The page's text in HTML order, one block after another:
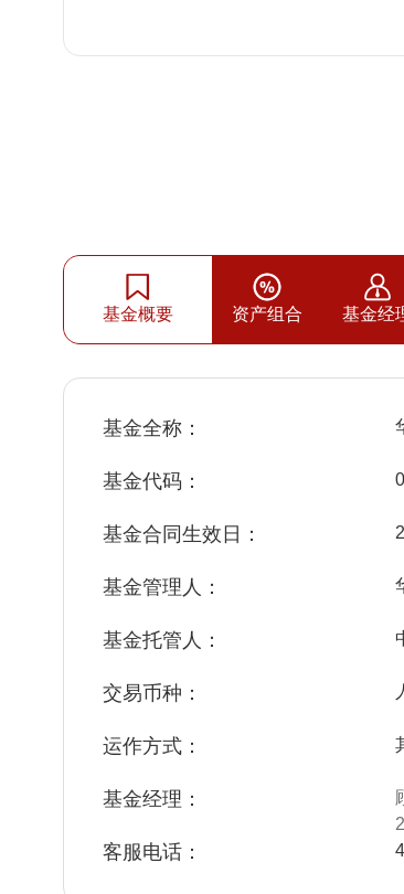
基金概要 资产组合 基金经
基金全称：
基金代码：
基金合同生效日：
基金管理人：
基金托管人：
交易币种：
运作方式：
基金经理：
客服电话：